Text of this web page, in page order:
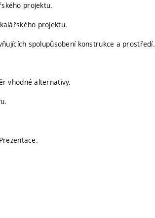
projektu.
projektu.
spolupůsobení konstrukce a prostředí.
vhodné alternativy.